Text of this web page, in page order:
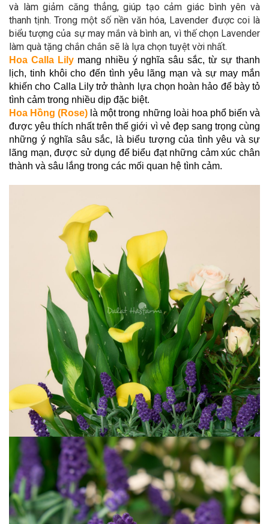
và làm giảm căng thẳng, giúp tạo cảm giác bình yên và
thanh tịnh. Trong một số nền văn hóa, Lavender được coi là
biểu tượng của sự may mắn và bình an, vì thế chọn Lavender
làm quà tặng chắn chắn sẽ là lựa chọn tuyệt vời nhất.
Hoa Calla Lilymang nhiều ý nghĩa sâu sắc, từ sự thanh
lịch, tinh khôi cho đến tình yêu lãng mạn và sự may mắn
khiến cho Calla Lily trở thành lựa chọn hoàn hảo để bày tỏ
tình cảm trong nhiều dịp đặc biệt.
Hoa Hồng (Rose) là một trong những loài hoa phổ biến và
được yêu thích nhất trên thế giới vì vẻ đẹp sang trọng cùng
những ý nghĩa sâu sắc, là biểu tượng của tình yêu và sự
lãng mạn, được sử dụng để biểu đạt những cảm xúc chân
thành và sâu lắng trong các mối quan hệ tình cảm.